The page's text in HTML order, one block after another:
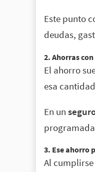
Este punto
deudas,
2. Ahorras
El ahorro
esa
En un
3. Ese ahorro
Al